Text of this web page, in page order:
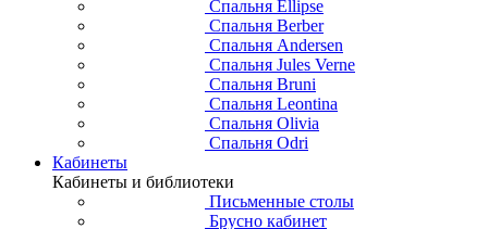
Спальня Ellipse
Спальня Berber
Спальня Andersen
Спальня Jules Verne
Спальня Bruni
Спальня Leontina
Спальня Olivia
Спальня Odri
Кабинеты
Кабинеты и библиотеки
Письменные столы
Брусно кабинет